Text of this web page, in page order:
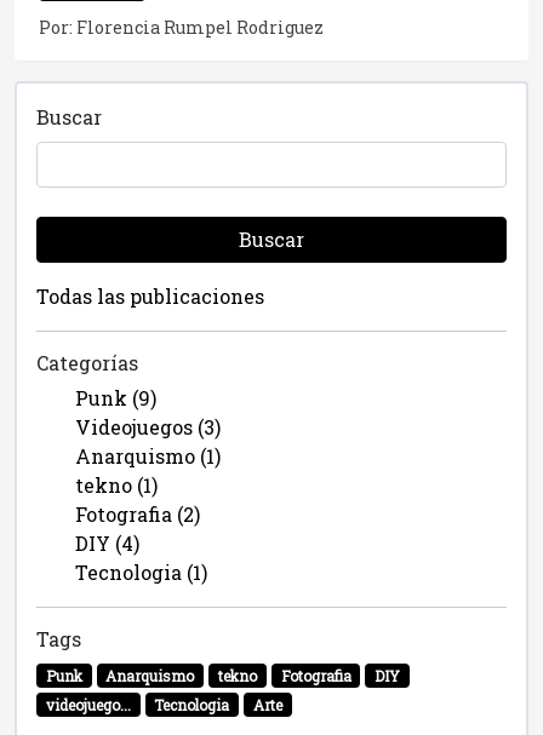
Por: Florencia Rumpel Rodriguez
Buscar
Buscar
Todas las publicaciones
Categorías
Punk (9)
Videojuegos (3)
Anarquismo (1)
tekno (1)
Fotografia (2)
DIY (4)
Tecnologia (1)
Tags
Punk Anarquismo tekno Fotografia
DIY
videojuego...
Tecnologia Arte